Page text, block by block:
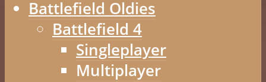
Battlefield Oldies
Battlefield 4
Singleplayer
Multiplayer